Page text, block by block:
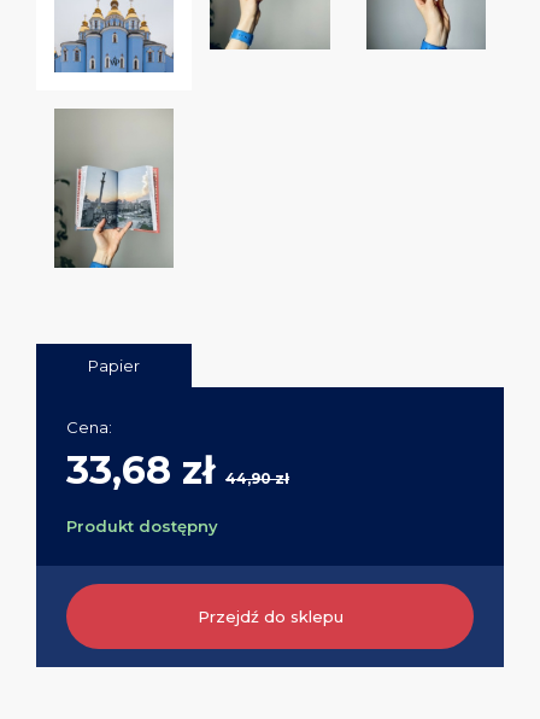
Papier
Cena:
33,68 zł 44,90 zł
Produkt dostępny
Przejdź do sklepu